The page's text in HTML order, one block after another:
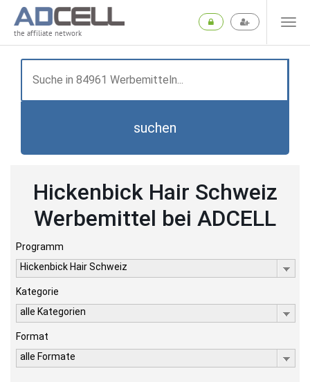
the affiliate network
suchen
Hickenbick Hair Schweiz
Werbemittel bei ADCELL
Programm
Hickenbick Hair Schweiz
Kategorie
alle Kategorien
Format
alle Formate